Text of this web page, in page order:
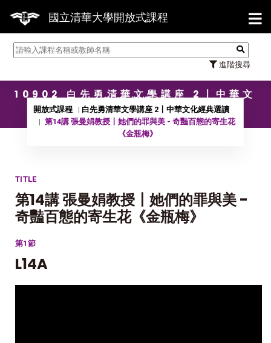
國立清華大學開放式課程
進階搜尋
【
10902 白先勇清華文學講座 2〡中華文
化經典選讀
開放式課程
白先勇清華文學講座 2〡中華文化經典選讀
第14講 張曼娟教授〡她們的罪與美 - 奇豔百態的寄生花
《金瓶梅》
TITLE
第14講 張曼娟教授〡她們的罪與美 -
奇豔百態的寄生花《金瓶梅》
第1節
L14A